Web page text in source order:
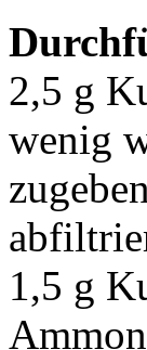
2,5 g
wenig
1,5 g